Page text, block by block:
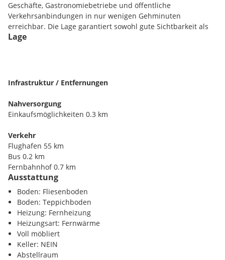
Geschäfte, Gastronomiebetriebe und öffentliche
Verkehrsanbindungen in nur wenigen Gehminuten
erreichbar. Die Lage garantiert sowohl gute Sichtbarkeit als
auch hohe Kundenfrequenz - ideale Voraussetzungen für
gleichermaßen zur Verfügung steht.
Die Kombination aus moderner technischer Ausstattung,
flexibler Raumaufteilung und optimaler Lage macht dieses
Objekt zu einer besonders interessanten Gelegenheit für
Unternehmerinnen und Unternehmer, die Wert auf
repräsentative Räumlichkeiten legen
Flächenaufstellung
Erdgeschoß: ca. 162 m² Nutzfläche
- Großer Ausstellungsraum
- Heizraum bzw. Müllabstellraum
- Beheizung über Decken- und Wandheizung
Obergeschoß: ca. 237 m² Nutzfläche
- Großzügige Büroräumlichkeiten
- Voll klimatisiert
Dachgeschoß:
- Abstellraum vorhanden
Lage
Infrastruktur / Entfernungen
Nahversorgung
Einkaufsmöglichkeiten 0.3 km
Verkehr
Flughafen 55 km
Bus 0.2 km
Fernbahnhof 0.7 km
Autobahn 20 km
Sonstige
Zentrum 3 km
Ausstattung
Boden: Fliesenboden
Boden: Teppichboden
Heizung: Fernheizung
Heizungsart: Fernwärme
Voll möbliert
Keller: NEIN
Abstellraum